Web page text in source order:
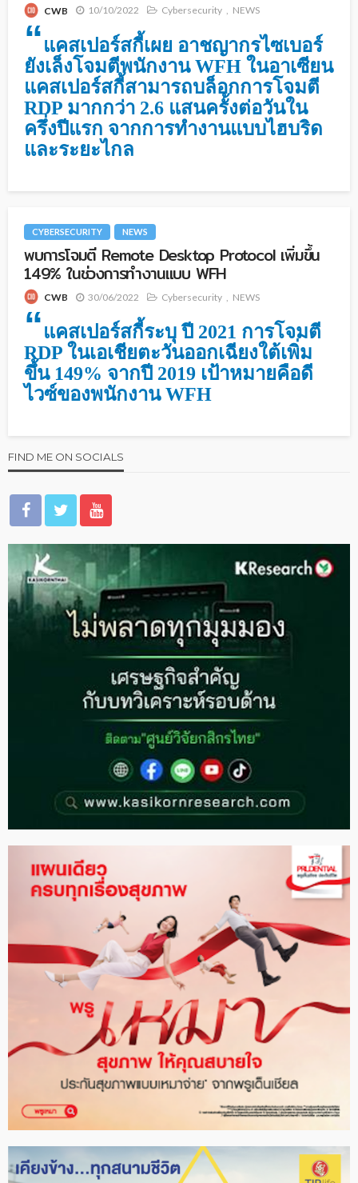
CWB 10/10/2022 Cybersecurity NEWS
“แคสเปอร์สกี้เผย อาชญากรไซเบอร์
ยังเล็งโจมตีพนักงาน WFH ในอาเซียน
แคสเปอร์สกี้สามารถบล็อกการโจมตี
RDP มากกว่า 2.6 แสนครั้งต่อวันใน
ครึ่งปีแรก จากการทำงานแบบไฮบริด
และระยะไกล
CYBERSECURITY NEWS
พบการโจมตี Remote Desktop Protocol เพิ่มขึ้น
149% ในช่วงการทำงานแบบ WFH
CWB 30/06/2022 Cybersecurity NEWS
“แคสเปอร์สกี้ระบุ ปี 2021 การโจมตี
RDP ในเอเชียตะวันออกเฉียงใต้เพิ่ม
ขึ้น 149% จากปี 2019 เป้าหมายคือดี
ไวซ์ของพนักงาน WFH
FIND ME ON SOCIALS